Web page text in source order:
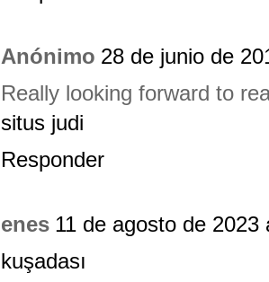
Anónimo 28 de junio de
Really looking forward to
situs judi
Responder
enes 11 de agosto de 2023
kuşadası